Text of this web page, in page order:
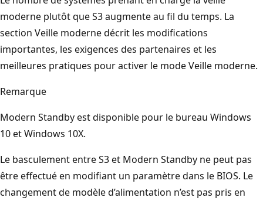
moderne plutôt que S3 augmente au fil du temps. La
section Veille moderne décrit les modifications
importantes, les exigences des partenaires et les
meilleures pratiques pour activer le mode Veille moderne.
Remarque
Modern Standby est disponible pour le bureau Windows
10 et Windows 10X.
Le basculement entre S3 et Modern Standby ne peut pas
être effectué en modifiant un paramètre dans le BIOS. Le
changement de modèle d’alimentation n’est pas pris en